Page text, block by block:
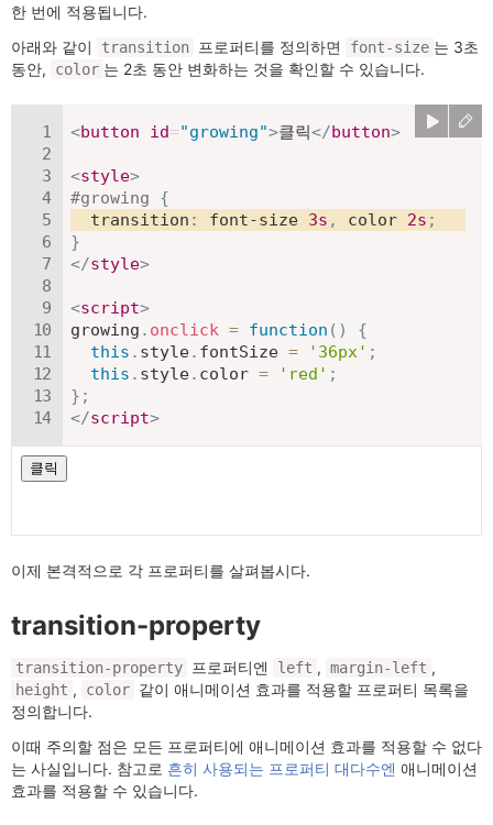
한 번에 적용됩니다.
아래와 같이
transition 프로퍼티를 정의하면 font-size 는 3초
동안,
color 는 2초 동안 변화하는 것을 확인할 수 있습니다.
<button id="growing">클릭</button>
<style>
#growing
{
transition : font-size 3s , color 2s ;
}
</style>
<script>
growing . onclick = function ( )
{
this . style. fontSize = '36px' ;
this . style. color = 'red' ;
} ;
</script>
이제 본격적으로 각 프로퍼티를 살펴봅시다.
transition-property
transition-property 프로퍼티엔 left , margin-left ,
height , color 같이 애니메이션 효과를 적용할 프로퍼티 목록을
정의합니다.
이때 주의할 점은 모든 프로퍼티에 애니메이션 효과를 적용할 수 없다
는 사실입니다. 참고로 흔히 사용되는 프로퍼티 대다수엔 애니메이션
효과를 적용할 수 있습니다.